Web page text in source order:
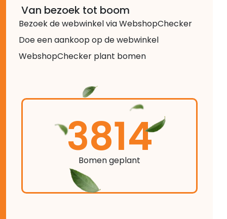
Van bezoek tot boom
Bezoek de webwinkel via WebshopChecker
Doe een aankoop op de webwinkel
WebshopChecker plant bomen
3814
Bomen geplant